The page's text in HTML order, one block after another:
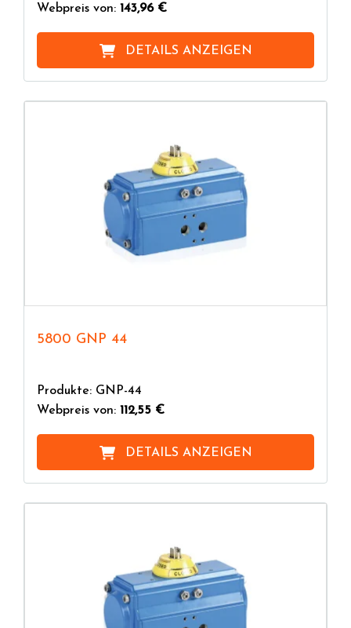
Webpreis von: 143,96 €
DETAILS ANZEIGEN
5800 GNP 44
Produkte: GNP-44
Webpreis von: 112,55 €
DETAILS ANZEIGEN